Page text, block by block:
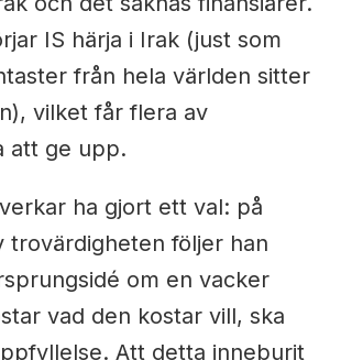
IS härja i Irak (just som
från hela världen sitter
vilket får flera av
att ge upp.
ha gjort ett val: på
trovärdigheten följer han
om en vacker
vad den kostar vill, ska
Att detta inneburit